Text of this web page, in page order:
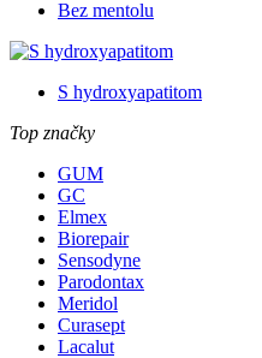
Bez mentolu
S hydroxyapatitom
Top značky
GUM
GC
Elmex
Biorepair
Sensodyne
Parodontax
Meridol
Curasept
Lacalut